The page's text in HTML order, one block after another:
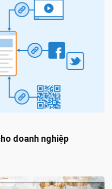
doanh nghiệp